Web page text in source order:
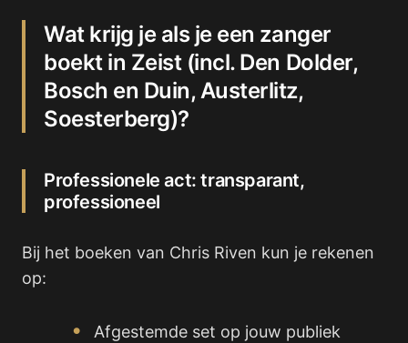
Wat krijg je als je een zanger
boekt in Zeist (incl. Den Dolder,
Bosch en Duin, Austerlitz,
Soesterberg)?
Professionele act: transparant,
professioneel
Bij het boeken van Chris Riven kun je rekenen
op:
Afgestemde set op jouw publiek